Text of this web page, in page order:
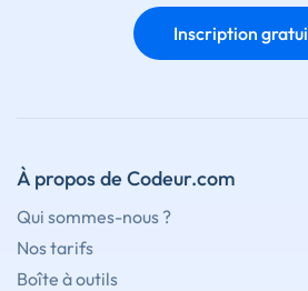
Inscription
À propos de Codeur.com
Qui sommes-nous ?
Nos tarifs
Boîte à outils